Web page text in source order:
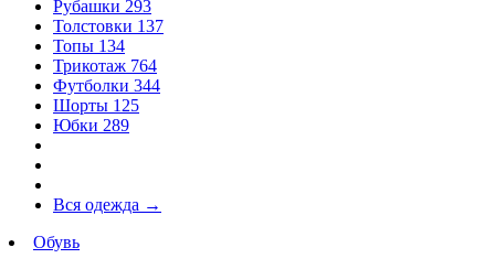
Рубашки 293
Толстовки 137
Топы 134
Трикотаж 764
Футболки 344
Шорты 125
Юбки 289
Вся одежда →
Обувь